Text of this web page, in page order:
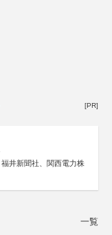
[PR]
井新聞社、関西電力株
一覧